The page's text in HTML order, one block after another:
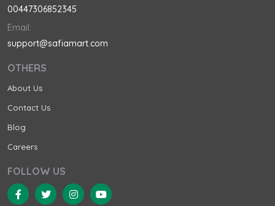
00447306852345
Email:
support@safiamart.com
OTHERS
About Us
Contact Us
Blog
Careers
FOLLOW US